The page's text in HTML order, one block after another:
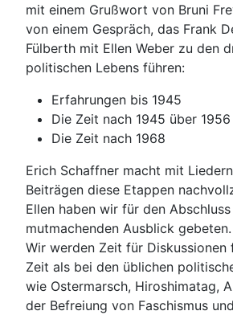
mit einem Grußwort von Bruni
von einem Gespräch, das Frank
Fülberth mit Ellen Weber zu den
politischen Lebens führen:
Erfahrungen bis 1945
Die Zeit nach 1945 über
Die Zeit nach 1968
Erich Schaffner macht mit
Beiträgen diese Etappen
Ellen haben wir für den
mutmachenden Ausblick gebeten.
Wir werden Zeit für Diskussionen
Zeit als bei den üblichen
wie Ostermarsch, Hiroshimatag,
der Befreiung von Faschismus